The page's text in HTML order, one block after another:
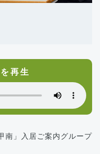
再生
南」入居ご案内グループ